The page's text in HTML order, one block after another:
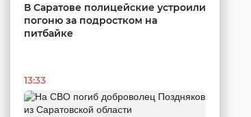
В Саратове полицейские устроили
погоню за подростком на
питбайке
13:33